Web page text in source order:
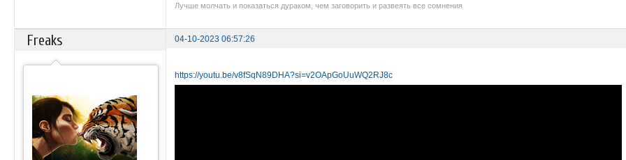
Лучше молчать и показаться дураком, чем заговорить и развеять все сомнения
Freaks 04-10-2023 06:57:26
https://youtu.be/v8fSqN89DHA?si=v2OApGoUuWQ2RJ8c